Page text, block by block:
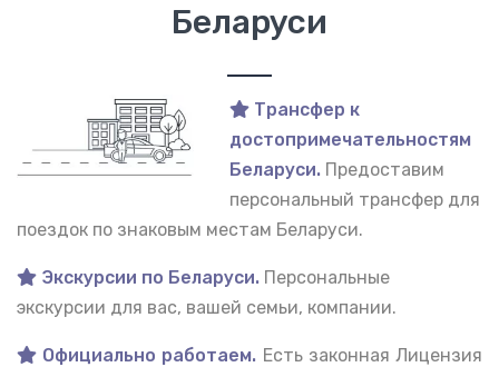
Беларуси
Трансфер к
достопримечательностям
Беларуси. Предоставим
персональный трансфер для
поездок по знаковым местам Беларуси.
Экскурсии по Беларуси. Персональные
экскурсии для вас, вашей семьи, компании.
Официально работаем. Есть законная Лицензия